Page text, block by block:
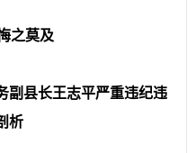
之莫及
副县长王志平严重违纪违
析